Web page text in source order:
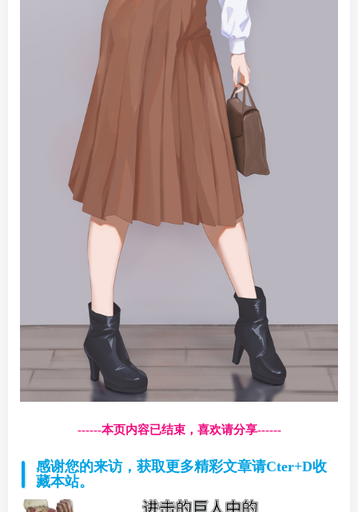
------本页内容已结束，喜欢请分享------
感谢您的来访，获取更多精彩文章请Cter+D收
藏本站。